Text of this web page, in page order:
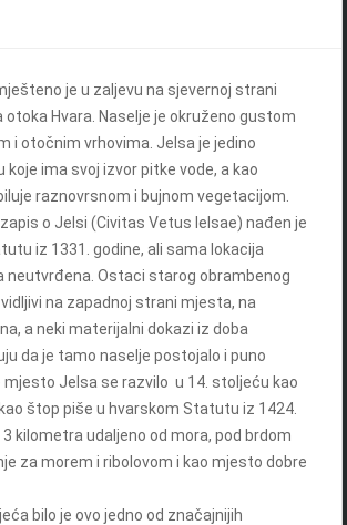
je u zaljevu na sjevernoj strani
otoka Hvara. Naselje je okruženo gustom
i otočnim vrhovima. Jelsa je jedino
ima svoj izvor pitke vode, a kao
raznovrsnom i bujnom vegetacijom.
o Jelsi (Civitas Vetus Ielsae) nađen je
iz 1331. godine, ali sama lokacija
neutvrđena. Ostaci starog obrambenog
na zapadnoj strani mjesta, na
a neki materijalni dokazi iz doba
da je tamo naselje postojalo i puno
mjesto Jelsa se razvilo u 14. stoljeću kao
štop piše u hvarskom Statutu iz 1424.
kilometra udaljeno od mora, pod brdom
za morem i ribolovom i kao mjesto dobre
bilo je ovo jedno od značajnijih